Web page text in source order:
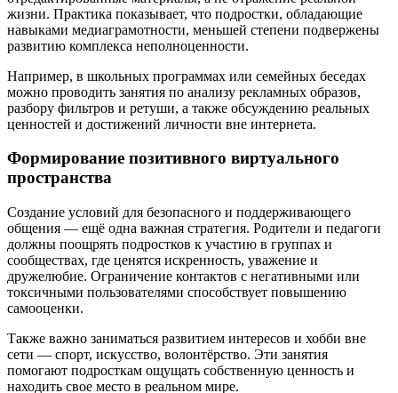
жизни. Практика показывает, что подростки, обладающие
навыками медиаграмотности, меньшей степени подвержены
развитию комплекса неполноценности.
Например, в школьных программах или семейных беседах
можно проводить занятия по анализу рекламных образов,
разбору фильтров и ретуши, а также обсуждению реальных
ценностей и достижений личности вне интернета.
Формирование позитивного виртуального
пространства
Создание условий для безопасного и поддерживающего
общения — ещё одна важная стратегия. Родители и педагоги
должны поощрять подростков к участию в группах и
сообществах, где ценятся искренность, уважение и
дружелюбие. Ограничение контактов с негативными или
токсичными пользователями способствует повышению
самооценки.
Также важно заниматься развитием интересов и хобби вне
сети — спорт, искусство, волонтёрство. Эти занятия
помогают подросткам ощущать собственную ценность и
находить свое место в реальном мире.